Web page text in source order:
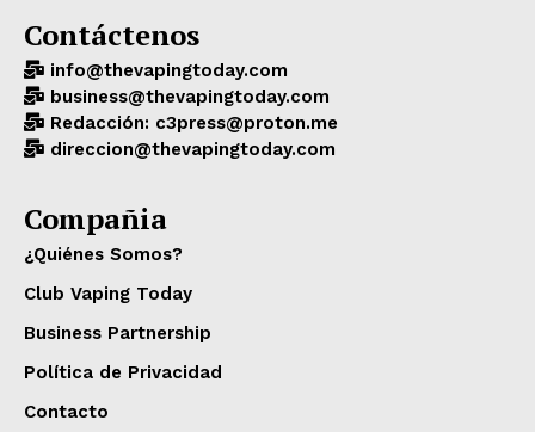
Contáctenos
info@thevapingtoday.com
business@thevapingtoday.com
Redacción: c3press@proton.me
direccion@thevapingtoday.com
Compañia
¿Quiénes Somos?
Club Vaping Today
Business Partnership
Política de Privacidad
Contacto